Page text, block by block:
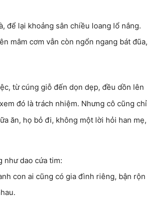
để lại khoảng sân chiều loang lổ nắng.
mâm cơm vẫn còn ngổn ngang bát đũa,
từ cúng giỗ đến dọn dẹp, đều dồn lên
đó là trách nhiệm. Nhưng cô cũng chỉ
ăn, họ bỏ đi, không một lời hỏi han mẹ,
như dao cứa tim:
con ai cũng có gia đình riêng, bận rộn